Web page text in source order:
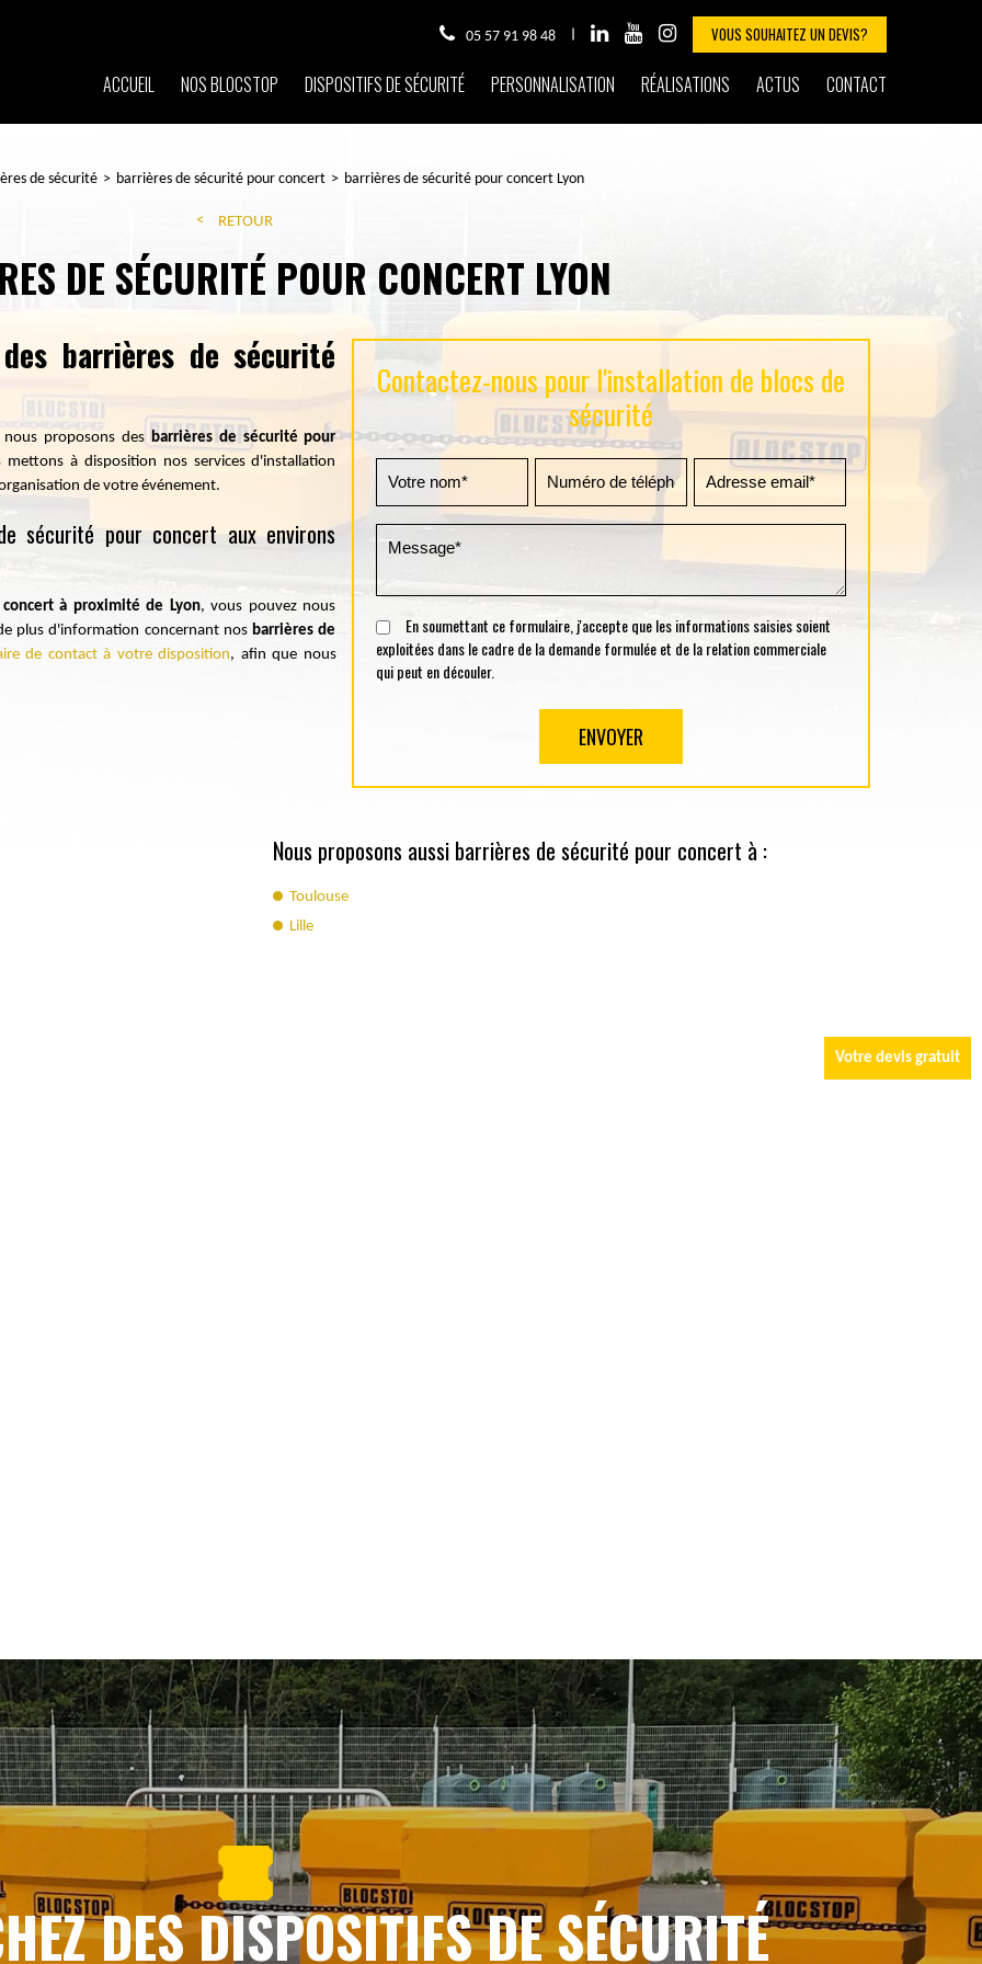
05 57 91 98 48 VOUS SOUHAITEZ UN DEVIS?
ACCUEIL NOS BLOCSTOP DISPOSITIFS DE SÉCURITÉ PERSONNALISATION RÉALISATIONS ACTUS CONTACT
de sécurité barrières de sécurité pour concert barrières de sécurité pour concert Lyon
RETOUR
DE SÉCURITÉ POUR CONCERT LYON
barrières de sécurité
proposons desbarrières de sécurité pour
mettons à disposition nos services d'installation
de votre événement.
sécurité pour concert aux environs
à proximité de Lyon, vous pouvez nous
plus d'information concernant nosbarrières de
de contact à votre disposition, afin que nous
Contactez-nous pour l'installation de blocs de
sécurité
En soumettant ce formulaire, j'accepte que les informations saisies soient
exploitées dans le cadre de la demande formulée et de la relation commerciale
qui peut en découler.
Nous proposons aussi barrières de sécurité pour concert à :
Toulouse
Lille
Votre devis gratuit
DES DISPOSITIFS DE SÉCURITÉ